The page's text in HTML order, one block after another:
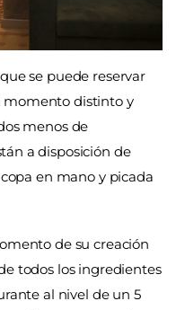
se puede reservar
momento distinto y
menos de
a disposición de
en mano y picada
de su creación
todos los ingredientes
al nivel de un 5